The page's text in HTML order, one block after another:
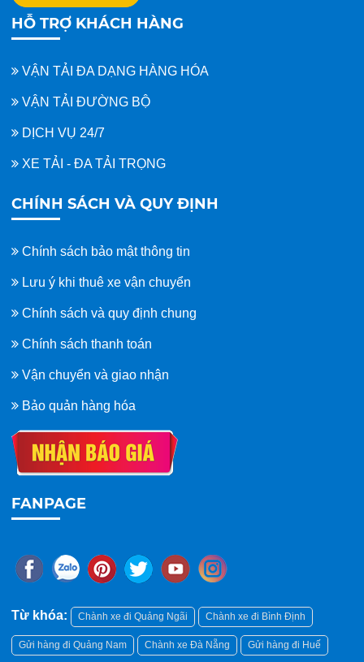
HỖ TRỢ KHÁCH HÀNG
VẬN TẢI ĐA DẠNG HÀNG HÓA
VẬN TẢI ĐƯỜNG BỘ
DỊCH VỤ 24/7
XE TẢI - ĐA TẢI TRỌNG
CHÍNH SÁCH VÀ QUY ĐỊNH
Chính sách bảo mật thông tin
Lưu ý khi thuê xe vận chuyển
Chính sách và quy định chung
Chính sách thanh toán
Vận chuyển và giao nhận
Bảo quản hàng hóa
FANPAGE
Từ khóa: Chành xe đi Quảng Ngãi Chành xe đi Bình Định
Gửi hàng đi Quảng Nam Chành xe Đà Nẵng Gửi hàng đi Huế